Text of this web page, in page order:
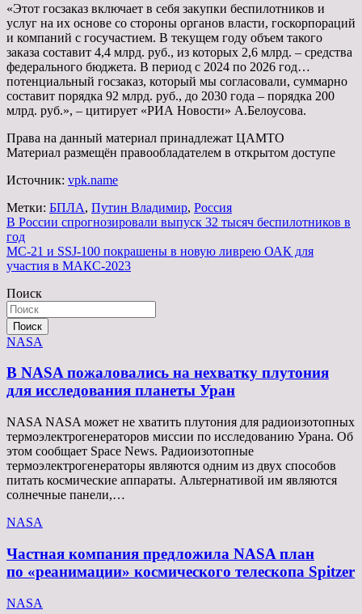
«Этот госзаказ включает в себя закупки беспилотников и
услуг на их основе со стороны органов власти, госкорпораций
и компаний с госучастием. В текущем году объем такого
заказа составит 4,4 млрд. руб., из которых 2,6 млрд. – средства
федерального бюджета. В период с 2024 по 2026 год…
потенциальный госзаказ, который мы согласовали, суммарно
составит порядка 92 млрд. руб., до 2030 года – порядка 200
млрд. руб.», – цитирует «РИА Новости» А.Белоусова.
Права на данный материал принадлежат ЦАМТО
Материал размещён правообладателем в открытом доступе
Источник: vpk.name
Метки: БПЛА, Путин Владимир, Россия
Навигация
по
записям
В России спрогнозировали выпуск 32 тысяч беспилотников в
год
МС-21 и SSJ-100 покрашены в новую ливрею ОАК для
участия в МАКС-2023
Поиск
Поиск
NASA
В NASA пожаловались на нехватку плутония
для исследования планеты Уран
NASA NASA может не хватить плутония для радиоизотопных
термоэлектрогенераторов миссии по исследованию Урана. Об
этом сообщает Space News. Радиоизотопные
термоэлектрогенераторы являются одним из двух способов
питать космические аппараты. Альтернативой им являются
солнечные панели,…
NASA
Частная компания предложила NASA план
по «реанимации» космического телескопа Spitzer
NASA